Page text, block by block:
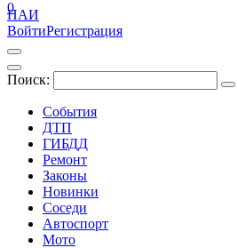
ПАИ
ВойтиРегистрация
Поиск:
События
ДТП
ГИБДД
Ремонт
Законы
Новинки
Соседи
Автоспорт
Мото
0